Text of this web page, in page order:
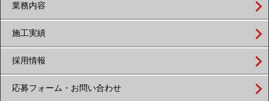
業務内容
施工実績
採用情報
応募フォーム・お問い合わせ